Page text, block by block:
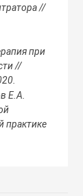
//
при
//
Е.А.
практике